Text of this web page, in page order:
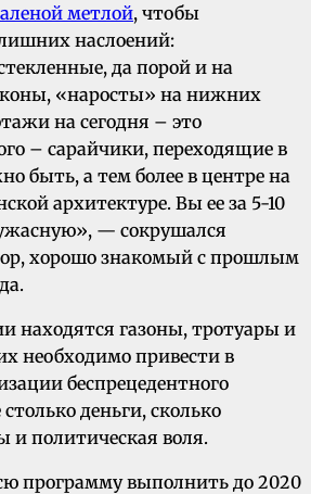
метлой, чтобы
наслоений:
да порой и на
«наросты» на нижних
на сегодня – это
– сарайчики, переходящие в
быть, а тем более в центре на
архитектуре. Вы ее за 5-10
— сокрушался
хорошо знакомый с прошлым
находятся газоны, тротуары и
необходимо привести в
беспрецедентного
деньги, сколько
и политическая воля.
программу выполнить до 2020